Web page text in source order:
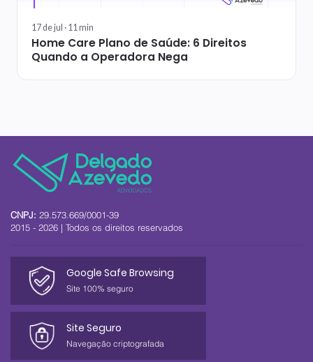
17 de jul · 11min
Home Care Plano de Saúde: 6 Direitos
Quando a Operadora Nega
CNPJ: 29.573.669/0001-39
2015 - 2026 | Todos os direitos reservados
Google Safe Browsing
Site 100% seguro
Site Seguro
Navegação criptografada